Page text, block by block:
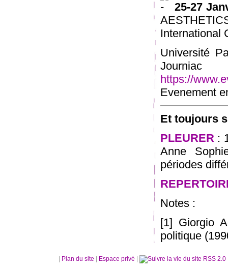
25-27
International
Université
https://
Evenement
Et toujours
PLEURER :
Anne
périodes
Notes :
[1] Giorgio
politique
Plan du site Espace privé RSS 2.0